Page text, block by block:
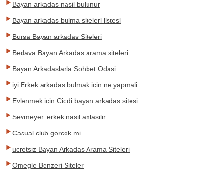
Bayan arkadas nasil bulunur
Bayan arkadas bulma siteleri listesi
Bursa Bayan arkadas Siteleri
Bedava Bayan Arkadas arama siteleri
Bayan Arkadaslarla Sohbet Odasi
iyi Erkek arkadas bulmak icin ne yapmali
Evlenmek icin Ciddi bayan arkadas sitesi
Sevmeyen erkek nasil anlasilir
Casual club gercek mi
ucretsiz Bayan Arkadas Arama Siteleri
Omegle Benzeri Siteler